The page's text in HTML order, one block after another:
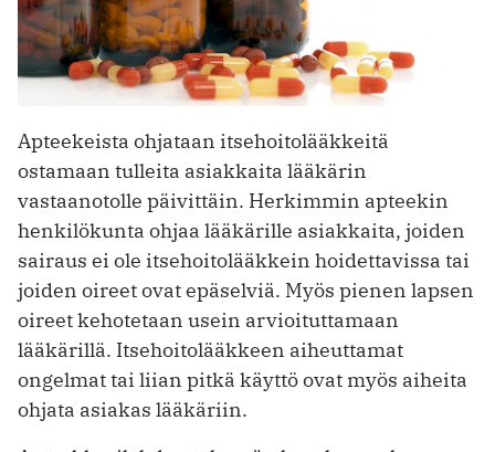
Apteekeista ohjataan itsehoitolääkkeitä
ostamaan tulleita asiakkaita lääkärin
vastaanotolle päivittäin. Herkimmin apteekin
henkilökunta ohjaa lääkärille asiakkaita, joiden
sairaus ei ole itsehoitolääkkein hoidettavissa tai
joiden oireet ovat epäselviä. Myös pienen lapsen
oireet kehotetaan usein arvioituttamaan
lääkärillä. Itsehoitolääkkeen aiheuttamat
ongelmat tai liian pitkä käyttö ovat myös aiheita
ohjata asiakas lääkäriin.